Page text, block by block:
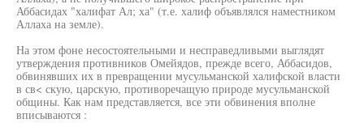
Аббасидах "халифат Ал; ха" (т.е. халиф объявлялся наместником
Аллаха на земле).
На этом фоне несостоятельными и несправедливыми выглядят
утверждения противников Омейядов, прежде всего, Аббасидов,
обвинявших их в превращении мусульманской халифской власти
в св< скую, царскую, противоречащую природе мусульманской
общины. Как нам представляется, все эти обвинения вполне
вписываются :